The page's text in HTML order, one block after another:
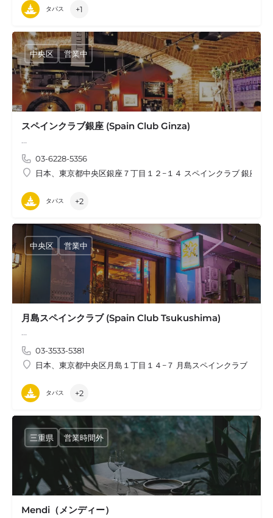
タパス +1
スペインクラブ銀座 (Spain Club Ginza)
…
03-6228-5356
日本、東京都中央区銀座７丁目１２−１４ スペインクラブ 銀座
中央区 営業中
タパス +2
月島スペインクラブ (Spain Club Tsukushima)
…
03-3533-5381
日本、東京都中央区月島１丁目１４−７ 月島スペインクラブ
中央区 営業中
タパス +2
Mendi（メンディー）
三重県 営業時間外